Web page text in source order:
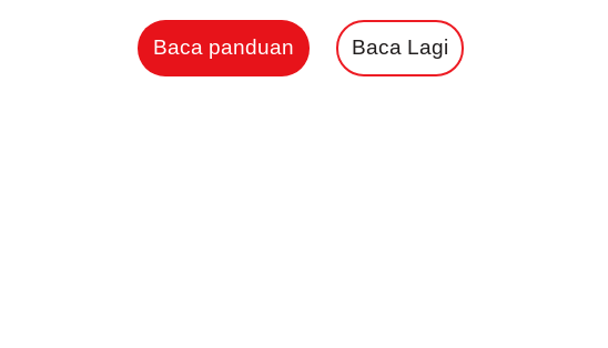
Baca panduan Baca Lagi